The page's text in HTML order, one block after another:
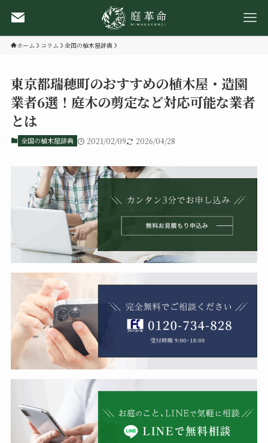
ホーム コラム 全国の植木屋辞典
東京都瑞穂町のおすすめの植木屋・造園
業者6選！庭木の剪定など対応可能な業者
とは
全国の植木屋辞典 2021/02/09 2026/04/28